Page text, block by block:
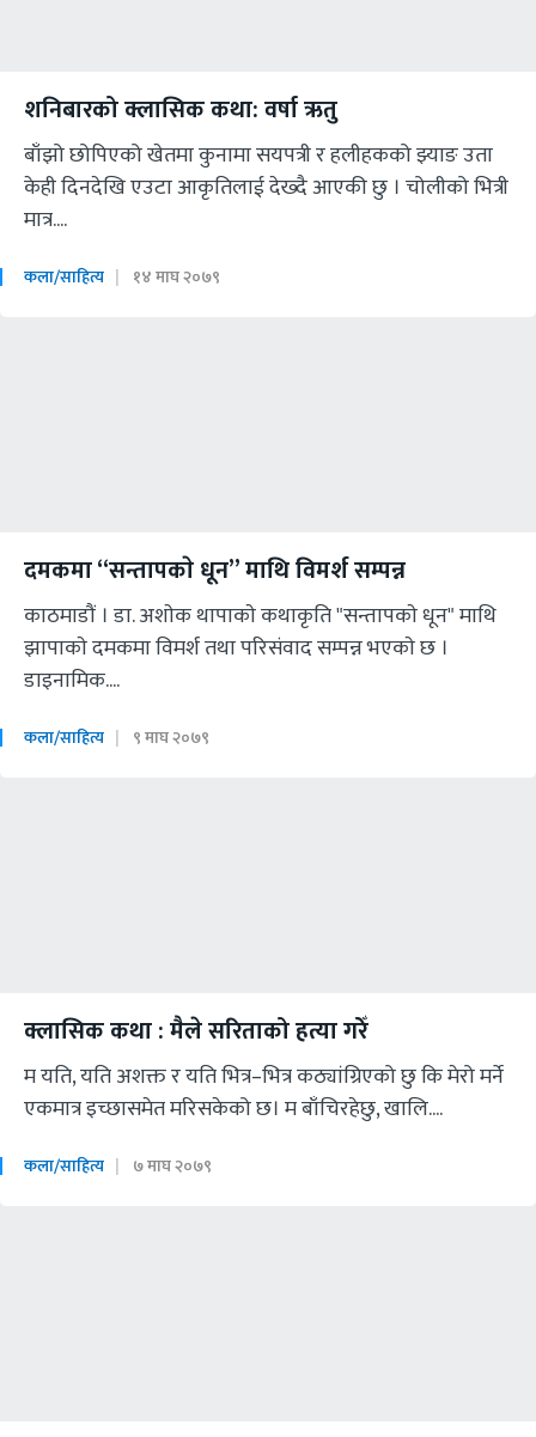
शनिबारको क्लासिक कथा: वर्षा ऋतु
बाँझो छोपिएको खेतमा कुनामा सयपत्री र हलीहकको झ्याङ उता
केही दिनदेखि एउटा आकृतिलाई देख्दै आएकी छु । चोलीको भित्री
मात्र....
कला/साहित्य १४ माघ २०७९
दमकमा “सन्तापकाे धून” माथि विमर्श सम्पन्न
काठमाडौं । डा. अशाेक थापाकाे कथाकृति "सन्तापकाे धून" माथि
झापाकाे दमकमा विमर्श तथा परिसंवाद सम्पन्न भएकाे छ ।
डाइनामिक....
कला/साहित्य ९ माघ २०७९
क्लासिक कथा : मैले सरिताको हत्या गरेँ
म यति, यति अशक्त र यति भित्र–भित्र कठ्यांग्रिएको छु कि मेरो मर्ने
एकमात्र इच्छासमेत मरिसकेको छ। म बाँचिरहेछु, खालि....
कला/साहित्य ७ माघ २०७९